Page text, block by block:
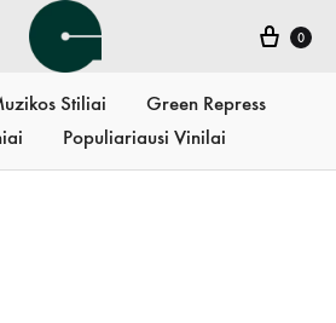
0
Stiliai
Green Repress
Populiariausi Vinilai